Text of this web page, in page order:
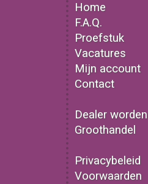
Home
F.A.Q.
Proefstuk
Vacatures
Mijn account
Contact
Dealer worden
Groothandel
Privacybeleid
Voorwaarden